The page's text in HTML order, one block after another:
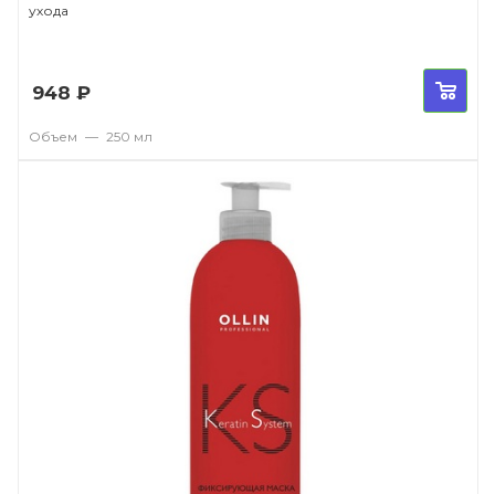
ухода
948 ₽
Объем — 250 мл